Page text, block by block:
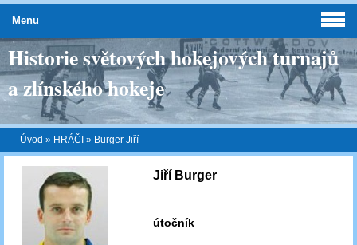
Historie světových hokejových turnajů
a zlínského hokeje
Úvod » HRÁČI » Burger Jiří
Jiří Burger
útočník
Menu